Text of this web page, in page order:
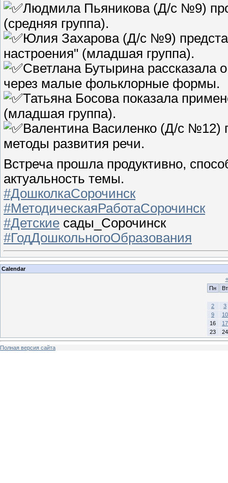
Людмила Пьяникова (Д/с №9)
(средняя группа).
Юлия Захарова (Д/с №9)
настроения" (младшая группа).
Светлана Бутырина рассказала
через малые фольклорные формы.
Татьяна Босова показала
(младшая группа).
Валентина Василенко (Д/с №12)
методы развития речи.
Встреча прошла продуктивно,
актуальность темы.
#ДошколкаСорочинск
#МетодическаяРаботаСорочинск
#Детские сады_Сорочинск
#ГодДошкольногоОбразования
Calendar
«
Пн
Вт
2
3
9
10
16
17
23
24
Полная версия сайта